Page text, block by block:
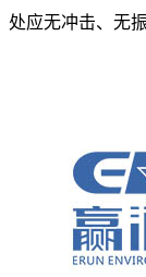
处应无冲击、无